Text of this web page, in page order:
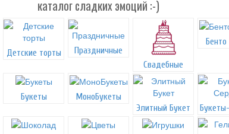
каталог сладких эмоций :-)
Детские торты
Праздничные
Свадебные
Букеты
МоноБукеты
Элитный Букет